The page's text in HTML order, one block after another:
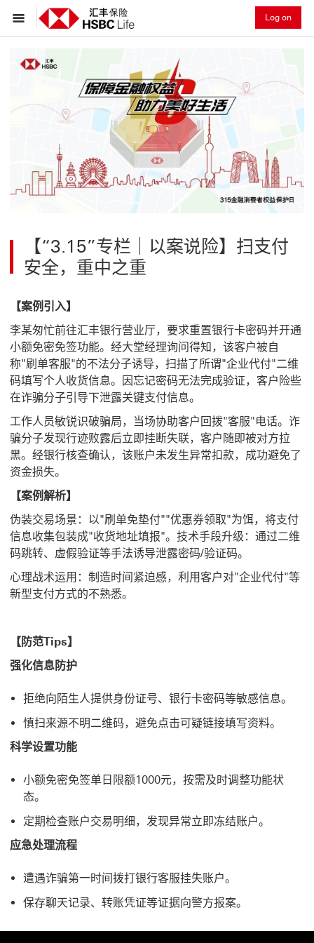
Log on
【“3.15”专栏｜以案说险】扫支付
安全，重中之重
【案例引入】
李某匆忙前往汇丰银行营业厅，要求重置银行卡密码并开通
小额免密免签功能。经大堂经理询问得知，该客户被自
称"刷单客服"的不法分子诱导，扫描了所谓"企业代付"二维
码填写个人收货信息。因忘记密码无法完成验证，客户险些
在诈骗分子引导下泄露关键支付信息‌。
工作人员敏锐识破骗局，当场协助客户回拨"客服"电话。诈
骗分子发现行迹败露后立即挂断失联，客户随即被对方拉
黑。经银行核查确认，该账户未发生异常扣款，成功避免了
资金损失。‌
【案例解析】
伪装交易场景：以"刷单免垫付""优惠券领取"为饵，将支付
信息收集包装成"收货地址填报"。‌技术手段升级：通过二维
码跳转、虚假验证等手法诱导泄露密码/验证码。
心理战术运用：制造时间紧迫感，利用客户对"企业代付"等
新型支付方式的不熟悉。
【防范Tips】
强化信息防护
拒绝向陌生人提供身份证号、银行卡密码等敏感信息。‌
慎扫来源不明二维码，避免点击可疑链接填写资料。‌
科学设置功能
小额免密免签单日限额1000元，按需及时调整功能状
态‌。
定期检查账户交易明细，发现异常立即冻结账户‌。
应急处理流程
遭遇诈骗第一时间拨打银行客服挂失账户。‌
保存聊天记录、转账凭证等证据向警方报案‌。